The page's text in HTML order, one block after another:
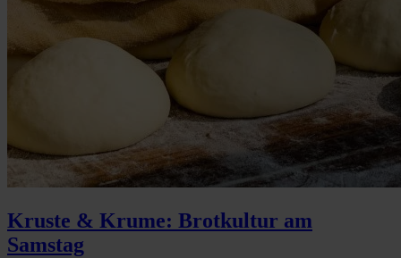
Kruste & Krume: Brotkultur am
Samstag